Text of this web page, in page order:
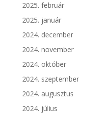
2025. február
2025. január
2024. december
2024. november
2024. október
2024. szeptember
2024. augusztus
2024. július